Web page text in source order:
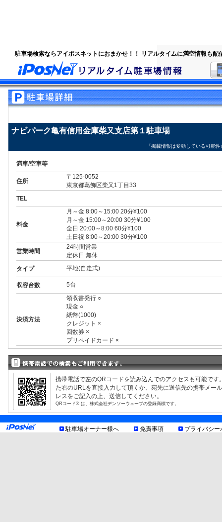
駐車場検索ならアイポスネットにおまかせ！！ リアルタイムに満空情報も配
ナビパーク亀有信用金庫柴又支店第１駐車場
「掲載情報は変動している可能
満車/空車等
住所
〒125-0052
東京都葛飾区柴又1丁目33
TEL
料金
月～金 8:00～15:00 20分¥100
月～金 15:00～20:00 30分¥100
全日 20:00～8:00 60分¥100
土日祝 8:00～20:00 30分¥100
営業時間
24時間営業
定休日:無休
タイプ
平地(自走式)
収容台数 5台
決済方法
領収書発行 ○
現金 ○
紙幣(1000)
クレジット ×
回数券 ×
プリペイドカード ×
制限事項
3ナンバー ○
RV ○
1BOX ○
高 2.10m まで
幅 1.90m まで
長 5.00m まで
重量 2.50t まで
車底15cm以上
お知らせ
提携店舗
[亀有信用金庫柴又支店]
携帯電話で左のQRコードを読み込んでのアクセスも可能です
た右のURLを直接入力して頂くか、宛先に送信先の携帯メー
レスをご記入の上、送信してください。
QRコード® は、株式会社デンソーウェーブの登録商標です。
駐車場オーナー様へ 免責事項 プライバシー